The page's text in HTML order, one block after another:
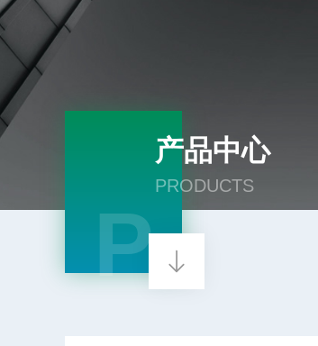
产品中心
PRODUCTS
P